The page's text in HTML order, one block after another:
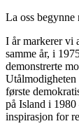
La oss
I år markerer vi
samme år, i
demonstrerte
første
på Island i
inspirasjon for